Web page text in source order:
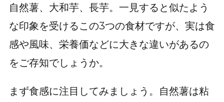
自然薯、大和芋、長芋。一見すると似たよう
な印象を受けるこの3つの食材ですが、実は食
感や風味、栄養価などに大きな違いがあるの
をご存知でしょうか。
まず食感に注目してみましょう。自然薯は粘